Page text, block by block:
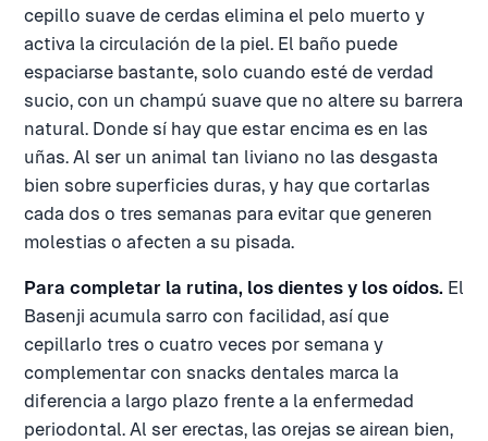
cepillo suave de cerdas elimina el pelo muerto y
activa la circulación de la piel. El baño puede
espaciarse bastante, solo cuando esté de verdad
sucio, con un champú suave que no altere su barrera
natural. Donde sí hay que estar encima es en las
uñas. Al ser un animal tan liviano no las desgasta
bien sobre superficies duras, y hay que cortarlas
cada dos o tres semanas para evitar que generen
molestias o afecten a su pisada.
Para completar la rutina, los dientes y los oídos. El
Basenji acumula sarro con facilidad, así que
cepillarlo tres o cuatro veces por semana y
complementar con snacks dentales marca la
diferencia a largo plazo frente a la enfermedad
periodontal. Al ser erectas, las orejas se airean bien,